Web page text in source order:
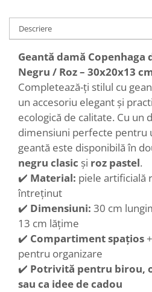
Descriere
Geantă damă Copenhaga
Negru / Roz – 30x20x13
Completează-ți stilul cu
un accesoriu elegant și
ecologică de calitate. Cu un
dimensiuni perfecte pentru
geantă este disponibilă în
negru clasic și roz pastel.
✔️ Material: piele artificială
întreținut
✔️ Dimensiuni: 30 cm
13 cm lățime
✔️ Compartiment spațios
pentru organizare
✔️ Potrivită pentru birou,
sau ca idee de cadou